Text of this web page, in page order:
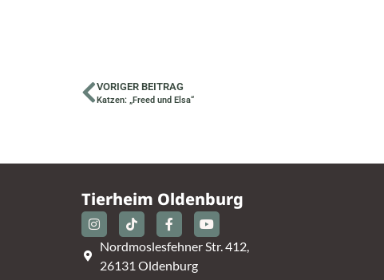
VORIGER BEITRAG
Katzen: „Freed und Elsa“
Tierheim Oldenburg
Nordmoslesfehner Str. 412,
26131 Oldenburg